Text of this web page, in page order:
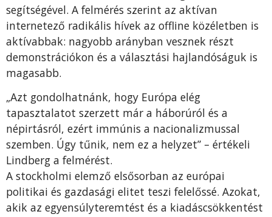
segítségével. A felmérés szerint az aktívan
internetező radikális hívek az offline közéletben is
aktívabbak: nagyobb arányban vesznek részt
demonstrációkon és a választási hajlandóságuk is
magasabb.
„Azt gondolhatnánk, hogy Európa elég
tapasztalatot szerzett már a háborúról és a
népirtásról, ezért immúnis a nacionalizmussal
szemben. Úgy tűnik, nem ez a helyzet” – értékeli
Lindberg a felmérést.
A stockholmi elemző elsősorban az európai
politikai és gazdasági elitet teszi felelőssé. Azokat,
akik az egyensúlyteremtést és a kiadáscsökkentést